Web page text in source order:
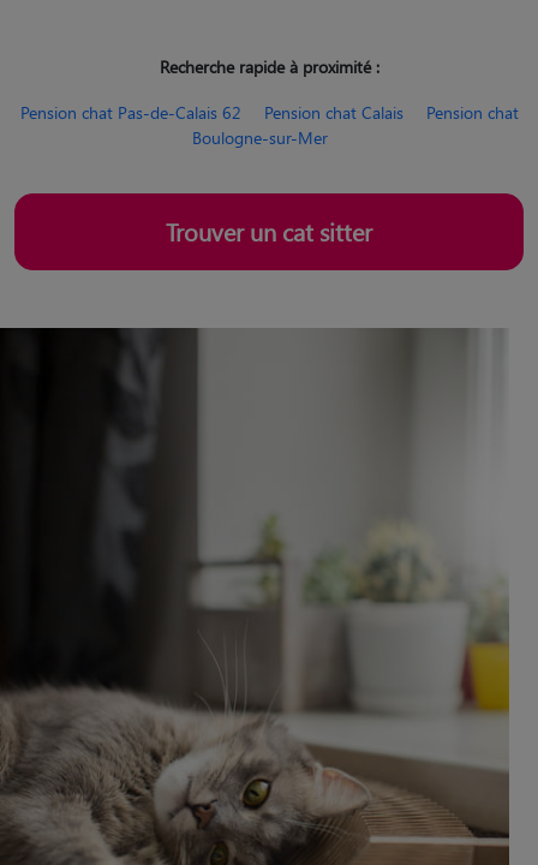
Recherche rapide à proximité :
Pension chat Pas-de-Calais 62
Pension chat Calais
Pension chat
Boulogne-sur-Mer
Trouver un cat sitter